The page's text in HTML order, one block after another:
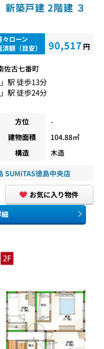
築戸建 2階建 ３
々ローン
済額（目安）
90,517 円
佐古七番町
」駅 徒歩13分
」駅 徒歩24分
方位
-
建物面積
104.88㎡
構造 木造
SUMiTAS徳島中央店
お気に入り物件